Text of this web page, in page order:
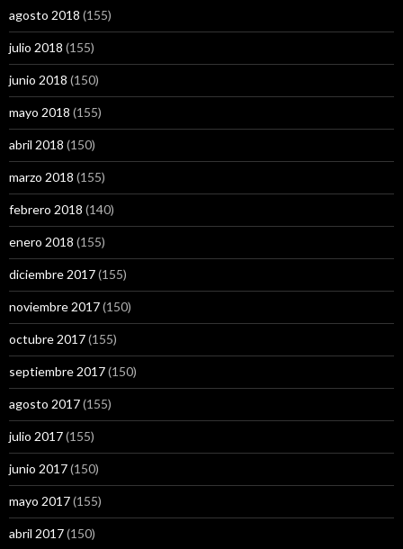
agosto 2018 (155)
julio 2018 (155)
junio 2018 (150)
mayo 2018 (155)
abril 2018 (150)
marzo 2018 (155)
febrero 2018 (140)
enero 2018 (155)
diciembre 2017(155)
noviembre 2017(150)
octubre 2017(155)
septiembre 2017(150)
agosto 2017(155)
julio 2017(155)
junio 2017(150)
mayo 2017(155)
abril 2017(150)